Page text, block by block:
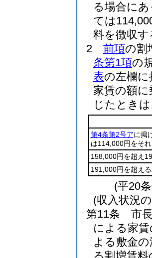
る場合に
ては
料を徴収す
2
前項の割
条第1項の
表の左欄
家賃の額
じたとき
第4条第2号アに掲
は114,000円をそ
158,000円を超え
191,000円を超え
(平20
(収入状況
第11条
市
による家
よる敷金